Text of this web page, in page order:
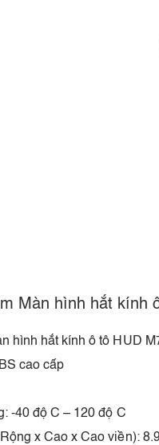
Màn hình hắt kính
hình hắt kính ô tô HUD
cao cấp
-40 độ C – 120 độ C
x Cao x Cao viền):